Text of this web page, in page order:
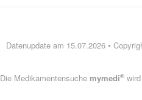
Datenupdate am 15.07.2026 •
Die Medikamentensuche mymedi®